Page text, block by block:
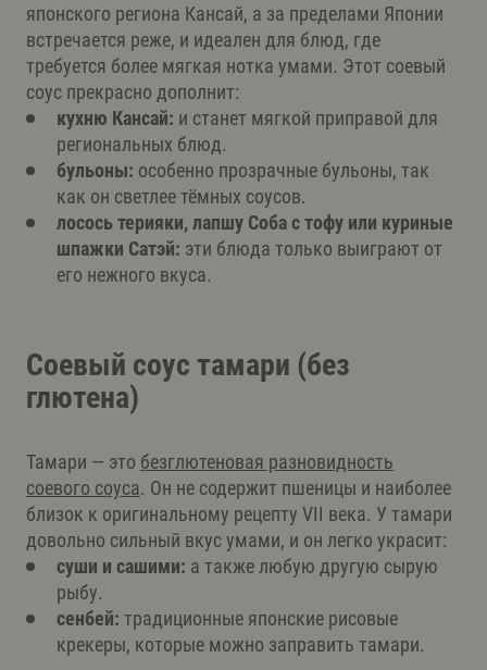
японского региона Кансай, а за пределами Японии
встречается реже, и идеален для блюд, где
требуется более мягкая нотка умами. Этот соевый
соус прекрасно дополнит:
кухню Кансай: и станет мягкой приправой для
региональных блюд.
бульоны: особенно прозрачные бульоны, так
как он светлее тёмных соусов.
лосось терияки, лапшу Соба с тофу или куриные
шпажки Сатэй: эти блюда только выиграют от
его нежного вкуса.
Соевый соус тамари (без
глютена)
Тамари — это безглютеновая разновидность
соевого соуса. Он не содержит пшеницы и наиболее
близок к оригинальному рецепту VII века. У тамари
довольно сильный вкус умами, и он легко украсит:
суши и сашими: а также любую другую сырую
рыбу.
сенбей: традиционные японские рисовые
крекеры, которые можно заправить тамари.